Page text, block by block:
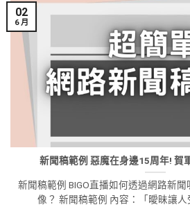
新聞稿範例 惡魔在身邊15周年! 賀
新聞稿範例 BIGO直播如何透過網路新
像？ 新聞稿範例 內容：「曖昧讓人
02
6 月